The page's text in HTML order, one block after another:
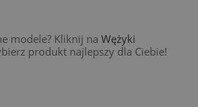
modele? Kliknij na Wężyki
produkt najlepszy dla Ciebie!